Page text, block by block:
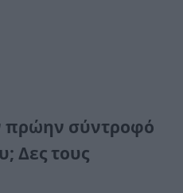
πρώην σύντροφό
Δες τους